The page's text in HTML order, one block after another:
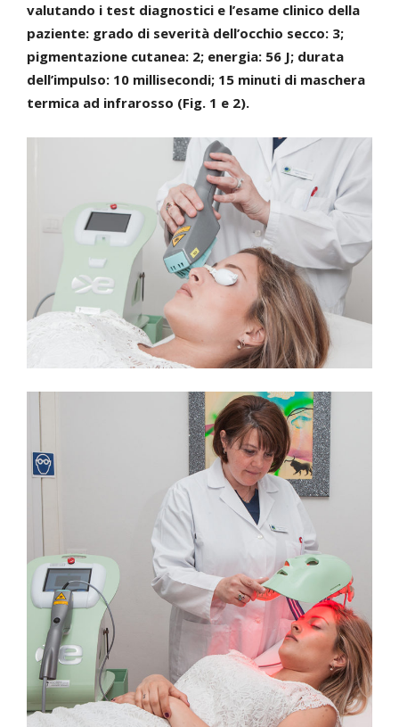
valutando i test diagnostici e l’esame clinico della
paziente: grado di severità dell’occhio secco: 3;
pigmentazione cutanea: 2; energia: 56 J; durata
dell’impulso: 10 millisecondi; 15 minuti di maschera
termica ad infrarosso (Fig. 1 e 2).